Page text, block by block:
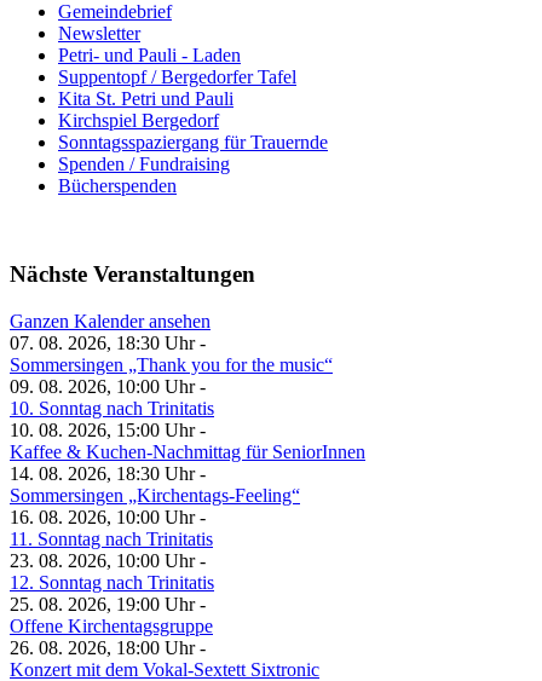
Gemeindebrief
Newsletter
Petri- und Pauli - Laden
Suppentopf / Bergedorfer Tafel
Kita St. Petri und Pauli
Kirchspiel Bergedorf
Sonntagsspaziergang für Trauernde
Spenden / Fundraising
Bücherspenden
Nächste Veranstaltungen
Ganzen Kalender ansehen
07. 08. 2026, 18:30 Uhr -
Sommersingen „Thank you for the music“
09. 08. 2026, 10:00 Uhr -
10. Sonntag nach Trinitatis
10. 08. 2026, 15:00 Uhr -
Kaffee & Kuchen-Nachmittag für SeniorInnen
14. 08. 2026, 18:30 Uhr -
Sommersingen „Kirchentags-Feeling“
16. 08. 2026, 10:00 Uhr -
11. Sonntag nach Trinitatis
23. 08. 2026, 10:00 Uhr -
12. Sonntag nach Trinitatis
25. 08. 2026, 19:00 Uhr -
Offene Kirchentagsgruppe
26. 08. 2026, 18:00 Uhr -
Konzert mit dem Vokal-Sextett Sixtronic